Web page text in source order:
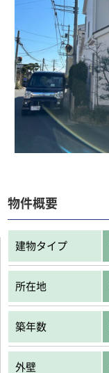
物件概要
建物タイプ
所在地
築年数
外壁